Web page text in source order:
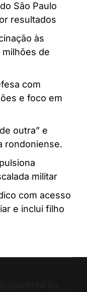
São Paulo
resultados
às
de
com
e foco em
outra” e
rondoniense.
militar
com acesso
e inclui filho